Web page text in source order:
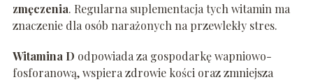
zmęczenia. Regularna suplementacja tych witamin ma
znaczenie dla osób narażonych na przewlekły stres.
Witamina D odpowiada za gospodarkę wapniowo-
fosforanową, wspiera zdrowie kości oraz zmniejsza